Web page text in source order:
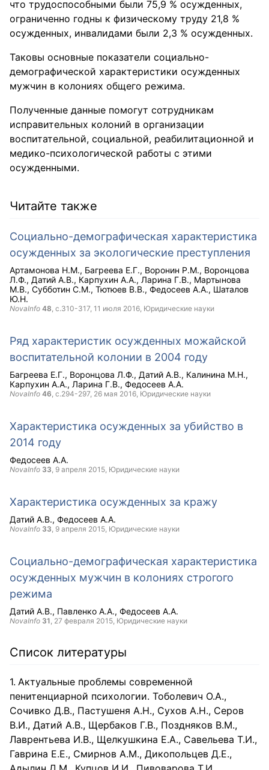
что трудоспособными были 75,9 % осужденных,
ограниченно годны к физическому труду 21,8 %
осужденных, инвалидами были 2,3 % осужденных.
Таковы основные показатели социально-
демографической характеристики осужденных
мужчин в колониях общего режима.
Полученные данные помогут сотрудникам
исправительных колоний в организации
воспитательной, социальной, реабилитационной и
медико-психологической работы с этими
осужденными.
Читайте также
Социально-демографическая характеристика
осужденных за экологические преступления
Артамонова Н.М. Багреева Е.Г. Воронин Р.М. Воронцова
Л.Ф. Датий А.В. Карпухин А.А. Ларина Г.В. Мартынова
М.В. Субботин С.М. Тютюев В.В. Федосеев А.А. Шаталов
Ю.Н.
NovaInfo 48, с.310-317, 11 июля 2016, Юридические науки
Ряд характеристик осужденных можайской
воспитательной колонии в 2004 году
Багреева Е.Г. Воронцова Л.Ф. Датий А.В. Калинина М.Н.
Карпухин А.А. Ларина Г.В. Федосеев А.А.
NovaInfo 46, с.294-297, 26 мая 2016, Юридические науки
Характеристика осужденных за убийство в
2014 году
Федосеев А.А.
NovaInfo 33, 9 апреля 2015, Юридические науки
Характеристика осужденных за кражу
Датий А.В. Федосеев А.А.
NovaInfo 33, 9 апреля 2015, Юридические науки
Социально-демографическая характеристика
осужденных мужчин в колониях строгого
режима
Датий А.В. Павленко А.А. Федосеев А.А.
NovaInfo 31, 27 февраля 2015, Юридические науки
Список литературы
Актуальные проблемы современной
пенитенциарной психологии. Тоболевич О.А.,
Сочивко Д.В., Пастушеня А.Н., Сухов А.Н., Серов
В.И., Датий А.В., Щербаков Г.В., Поздняков В.М.,
Лаврентьева И.В., Щелкушкина Е.А., Савельева Т.И.,
Гаврина Е.Е., Смирнов А.М., Дикопольцев Д.Е.,